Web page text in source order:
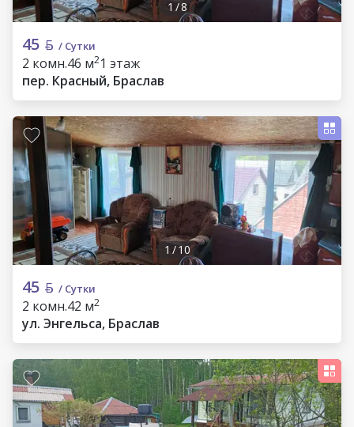
1 /8
45 / Сутки
2 комн.46 м21 этаж
пер. Красный, Браслав
1 /10
45 / Сутки
2 комн.42 м2
ул. Энгельса, Браслав